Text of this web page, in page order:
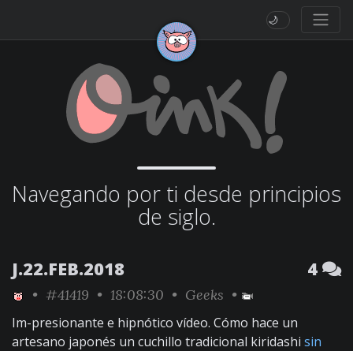
🌙
Navegando por ti desde principios
de siglo.
J.22.FEB.2018 4
• #41419 • 18:08:30 • Geeks •
Im-presionante e hipnótico vídeo. Cómo hace un
artesano japonés un cuchillo tradicional kiridashi sin